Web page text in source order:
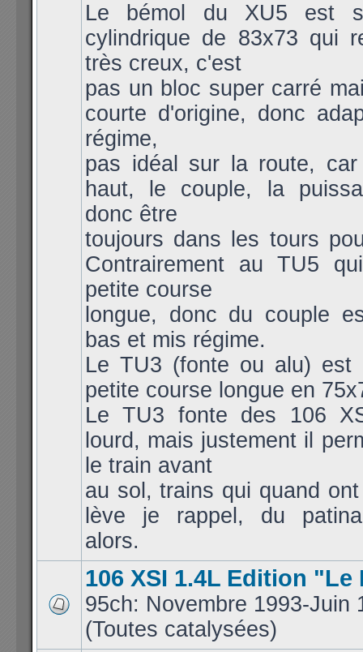
Le bémol du XU5 est
cylindrique de 83x73 qui
très creux, c'est
pas un bloc super carré
courte d'origine, donc
régime,
pas idéal sur la route,
haut, le couple, la
donc être
toujours dans les tours
Contrairement au TU5
petite course
longue, donc du couple
bas et mis régime.
Le TU3 (fonte ou alu) est
petite course longue en
Le TU3 fonte des 106
lourd, mais justement il
le train avant
au sol, trains qui quand
lève je rappel, du
alors.
106 XSI 1.4L Edition "Le
95ch: Novembre 1993-Juin
(Toutes catalysées)